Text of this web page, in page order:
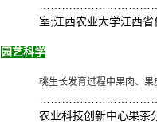
室;江西农业大学江西
园艺科学
桃生长发育过程中果肉、
农业科技创新中心果茶